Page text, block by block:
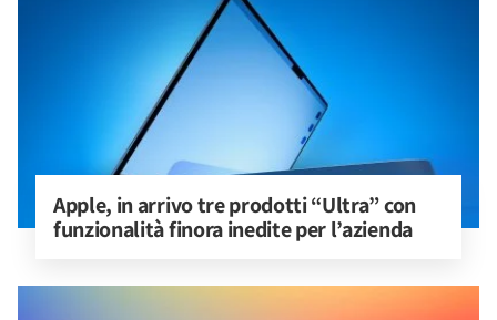
Apple, in arrivo tre prodotti “Ultra” con
funzionalità finora inedite per l’azienda